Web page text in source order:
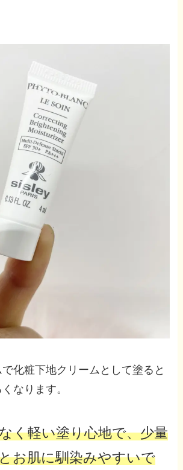
化粧下地クリームとして塗ると
なります。
く軽い塗り心地で、少量
お肌に馴染みやすいで